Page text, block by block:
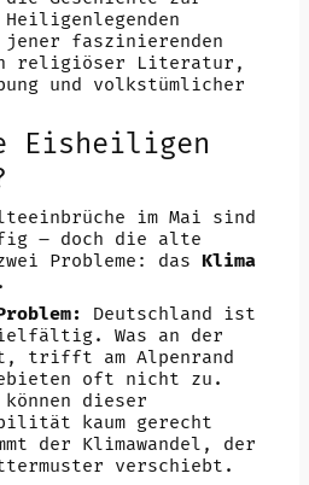
jener faszinierenden
religiöser Literatur,
und volkstümlicher
Eisheiligen
im Mai sind
– doch die alte
Probleme: das Klima
Deutschland ist
Was an der
trifft am Alpenrand
oft nicht zu.
können dieser
kaum gerecht
der Klimawandel, der
verschiebt.